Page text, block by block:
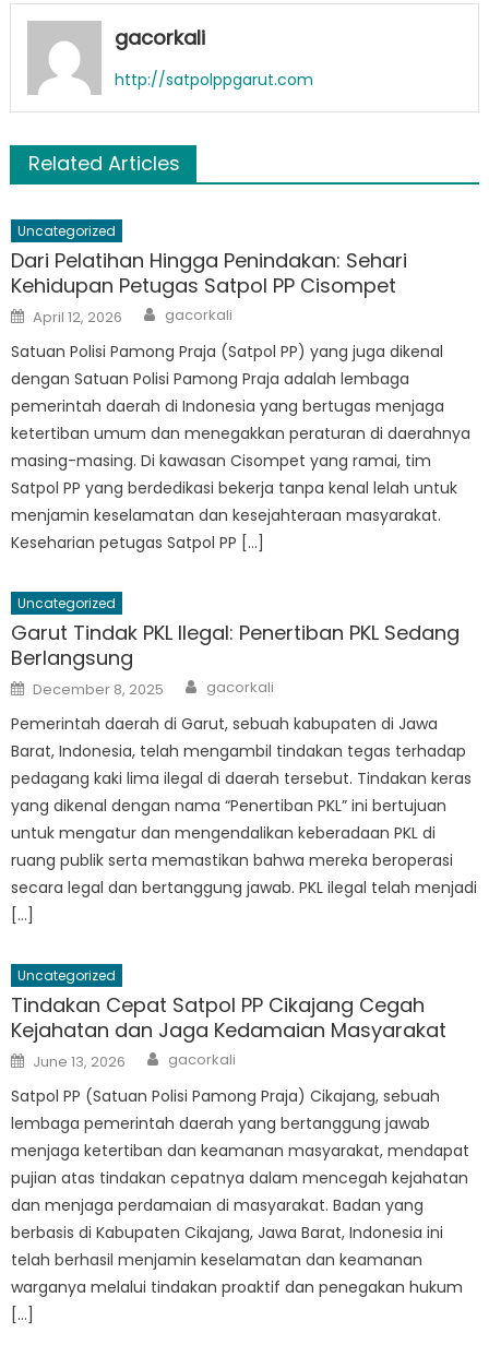
gacorkali
http://satpolppgarut.com
Related Articles
Uncategorized
Dari Pelatihan Hingga Penindakan: Sehari
Kehidupan Petugas Satpol PP Cisompet
Posted
on
April 12, 2026 Author
gacorkali
Satuan Polisi Pamong Praja (Satpol PP) yang juga dikenal
dengan Satuan Polisi Pamong Praja adalah lembaga
pemerintah daerah di Indonesia yang bertugas menjaga
ketertiban umum dan menegakkan peraturan di daerahnya
masing-masing. Di kawasan Cisompet yang ramai, tim
Satpol PP yang berdedikasi bekerja tanpa kenal lelah untuk
menjamin keselamatan dan kesejahteraan masyarakat.
Keseharian petugas Satpol PP […]
Uncategorized
Garut Tindak PKL Ilegal: Penertiban PKL Sedang
Berlangsung
Posted
on
December 8, 2025 Author
gacorkali
Pemerintah daerah di Garut, sebuah kabupaten di Jawa
Barat, Indonesia, telah mengambil tindakan tegas terhadap
pedagang kaki lima ilegal di daerah tersebut. Tindakan keras
yang dikenal dengan nama “Penertiban PKL” ini bertujuan
untuk mengatur dan mengendalikan keberadaan PKL di
ruang publik serta memastikan bahwa mereka beroperasi
secara legal dan bertanggung jawab. PKL ilegal telah menjadi
[…]
Uncategorized
Tindakan Cepat Satpol PP Cikajang Cegah
Kejahatan dan Jaga Kedamaian Masyarakat
Posted
on
June 13, 2026 Author
gacorkali
Satpol PP (Satuan Polisi Pamong Praja) Cikajang, sebuah
lembaga pemerintah daerah yang bertanggung jawab
menjaga ketertiban dan keamanan masyarakat, mendapat
pujian atas tindakan cepatnya dalam mencegah kejahatan
dan menjaga perdamaian di masyarakat. Badan yang
berbasis di Kabupaten Cikajang, Jawa Barat, Indonesia ini
telah berhasil menjamin keselamatan dan keamanan
warganya melalui tindakan proaktif dan penegakan hukum
[…]